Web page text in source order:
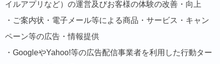
イルアプリなど）の運営及びお客様の体験の改善・向上
・ご案内状・電子メール等による商品・サービス・キャン
ペーン等の広告・情報提供
・GoogleやYahoo!等の広告配信事業者を利用した行動ター